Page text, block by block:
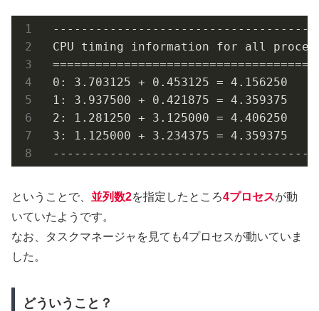
CPU timing information for all
0: 3.703125 + 0.453125 = 4.156250
1: 3.937500 + 0.421875 = 4.359375
2: 1.281250 + 3.125000 = 4.406250
3: 1.125000 + 3.234375 = 4.359375
ということで、 並列数2を指定したところ4プロセスが動
いていたようです。
なお、タスクマネージャを見ても4プロセスが動いていま
した。
どういうこと？